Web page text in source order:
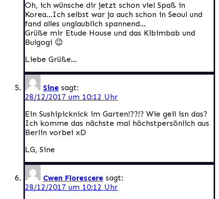
Oh, ich wünsche dir jetzt schon viel Spaß in
Korea…Ich selbst war ja auch schon in Seoul und
fand alles unglaublich spannend…
Grüße mir Etude House und das Kibimbab und
Bulgogi 😉
Liebe Grüße…
Sine sagt:
28/12/2017 um 10:12 Uhr
Ein Sushipicknick im Garten!??!? Wie geil isn das?
Ich komme das nächste mal höchstpersönlich aus
Berlin vorbei xD
LG, Sine
Cwen Florescere sagt:
28/12/2017 um 10:12 Uhr